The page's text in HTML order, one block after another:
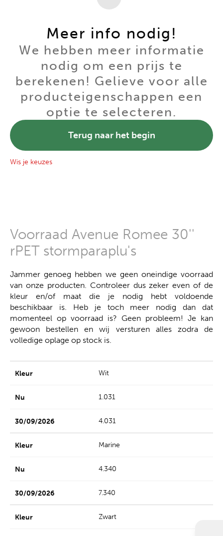
Meer info nodig!
We hebben meer informatie
nodig om een prijs te
berekenen! Gelieve voor alle
producteigenschappen een
optie te selecteren.
Terug naar het begin
Wis je keuzes
Voorraad Avenue Romee 30''
rPET stormparaplu's
Jammer genoeg hebben we geen oneindige voorraad
van onze producten. Controleer dus zeker even of de
kleur en/of maat die je nodig hebt voldoende
beschikbaar is. Heb je toch meer nodig dan dat
momenteel op voorraad is? Geen probleem! Je kan
gewoon bestellen en wij versturen alles zodra de
volledige oplage op stock is.
Wit
1.031
4.031
Marine
4.340
7.340
Zwart